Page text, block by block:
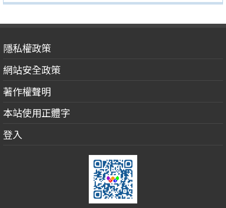
隱私權政策
網站安全政策
著作權聲明
本站使用正體字
登入